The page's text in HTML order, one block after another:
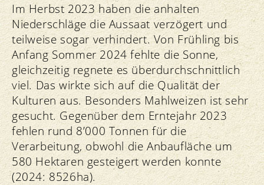
Im Herbst 2023 haben die anhalten
Niederschläge die Aussaat verzögert und
teilweise sogar verhindert. Von Frühling bis
Anfang Sommer 2024 fehlte die Sonne,
gleichzeitig regnete es überdurchschnittlich
viel. Das wirkte sich auf die Qualität der
Kulturen aus. Besonders Mahlweizen ist sehr
gesucht. Gegenüber dem Erntejahr 2023
fehlen rund 8’000 Tonnen für die
Verarbeitung, obwohl die Anbaufläche um
580 Hektaren gesteigert werden konnte
(2024: 8526ha).